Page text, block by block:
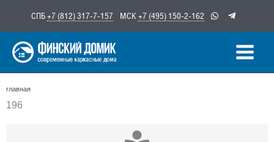
содержимому
СПБ+7 (812) 317-7-157 МСК +7 (495) 150-2-162
главная
196